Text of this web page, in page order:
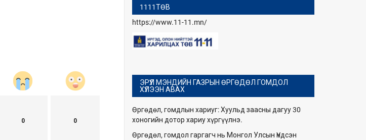
0 0
1111ТӨВ
https://www.11-11.mn/
ЭРҮҮЛ МЭНДИЙН ГАЗРЫН ӨРГӨДӨЛ ГОМДОЛ
ХҮЛЭЭН АВАХ
Өргөдөл, гомдлын хариуг: Хуульд заасны дагуу 30
хоногийн дотор хариу хүргүүлнэ.
Өргөдөл, гомдол гаргагч нь Монгол Улсын Үндсэн